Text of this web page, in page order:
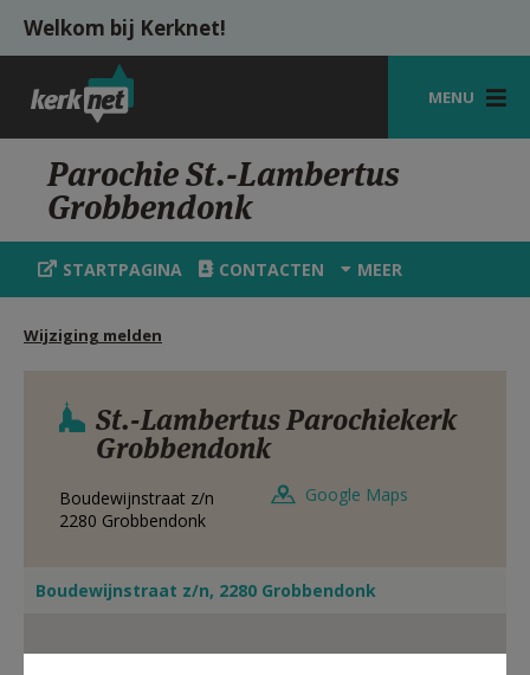
Overslaan en naar de inhoud gaan
Welkom bij Kerknet!
MENU
STARTPAGINA
KERK
VIERINGEN
HULP
MIJN PAROCHIE
AANMELDEN OF REGISTREREN
Parochie St.-Lambertus
Grobbendonk
STARTPAGINA CONTACTEN MEER
Wijziging melden
St.-Lambertus Parochiekerk
Grobbendonk
Boudewijnstraat z/n
2280 Grobbendonk
Google Maps
Boudewijnstraat z/n, 2280 Grobbendonk